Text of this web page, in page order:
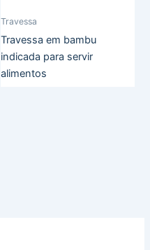
Travessa
Travessa em bambu
indicada para servir
alimentos